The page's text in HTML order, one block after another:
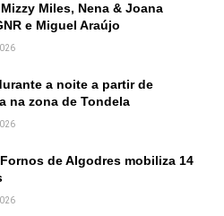
Miles, Nena & Joana
e Miguel Araújo
a noite a partir de
na zona de Tondela
de Algodres mobiliza 14